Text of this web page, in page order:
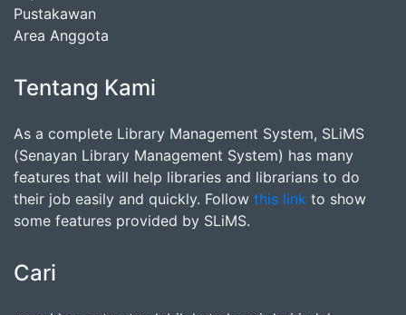
Pustakawan
Area Anggota
Tentang Kami
As a complete Library Management System, SLiMS
(Senayan Library Management System) has many
features that will help libraries and librarians to do
their job easily and quickly. Follow this link to show
some features provided by SLiMS.
Cari